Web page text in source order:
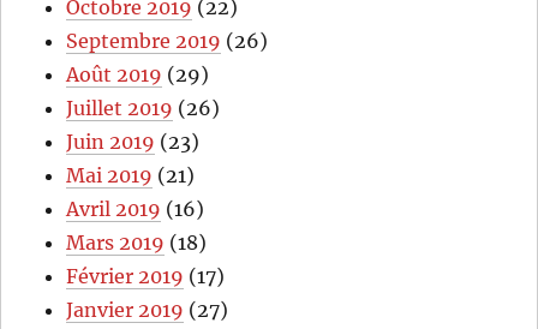
Octobre 2019 (22)
Septembre 2019 (26)
Août 2019 (29)
Juillet 2019 (26)
Juin 2019 (23)
Mai 2019 (21)
Avril 2019 (16)
Mars 2019 (18)
Février 2019 (17)
Janvier 2019 (27)